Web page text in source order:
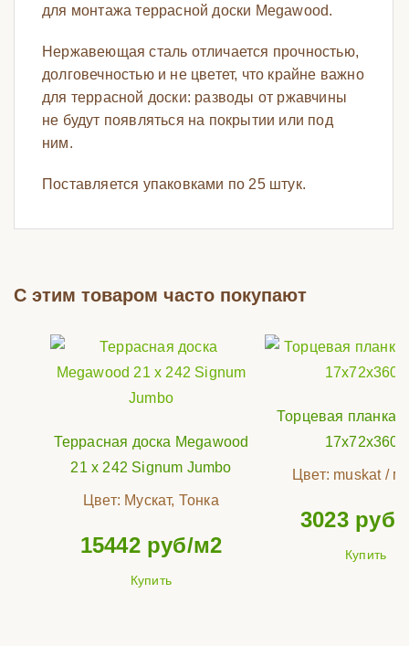
для монтажа террасной доски Megawood.
Нержавеющая сталь отличается прочностью,
долговечностью и не цветет, что крайне важно
для террасной доски: разводы от ржавчины
не будут появляться на покрытии или под
ним.
Поставляется упаковками по 25 штук.
С этим товаром часто покупают
Террасная доска Megawood
21 x 242 Signum Jumbo
Цвет: Мускат, Тонка
15442 руб/м2
Купить
Торцевая планка
17x72x3600
Цвет: muskat /
3023 руб/
Купить